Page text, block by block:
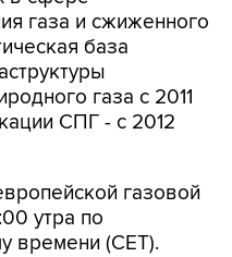
газа и сжиженного
база
газа с 2011
СПГ - с 2012
газовой
утра по
времени (CET).